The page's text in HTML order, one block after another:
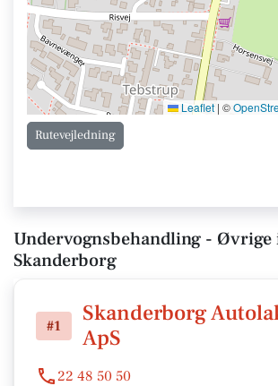
Leaflet | ©
Rutevejledning
Undervognsbehandling - Øvrige
Skanderborg
#1
Skanderborg
ApS
22 48 50 50